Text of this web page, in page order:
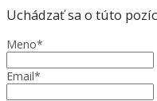
Uchádzať sa o túto
Meno*
Email*